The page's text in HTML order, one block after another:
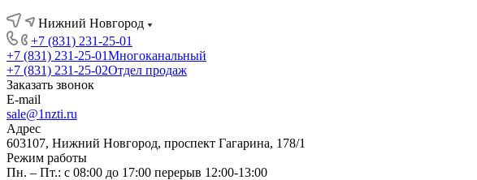
Нижний Новгород
+7 (831) 231-25-01
+7 (831) 231-25-01Многоканальный
+7 (831) 231-25-02Отдел продаж
Заказать звонок
E-mail
sale@1nzti.ru
Адрес
603107, Нижний Новгород, проспект Гагарина, 178/1
Режим работы
Пн. – Пт.: с 08:00 до 17:00 перерыв 12:00-13:00